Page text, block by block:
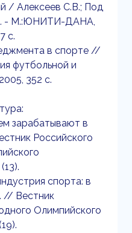
/ Алексеев С.В.; Под
- М.:ЮНИТИ-ДАНА,
с.
в спорте //
футбольной и
352 с.
зарабатывают в
Российского
спорта: в
// Вестник
Олимпийского